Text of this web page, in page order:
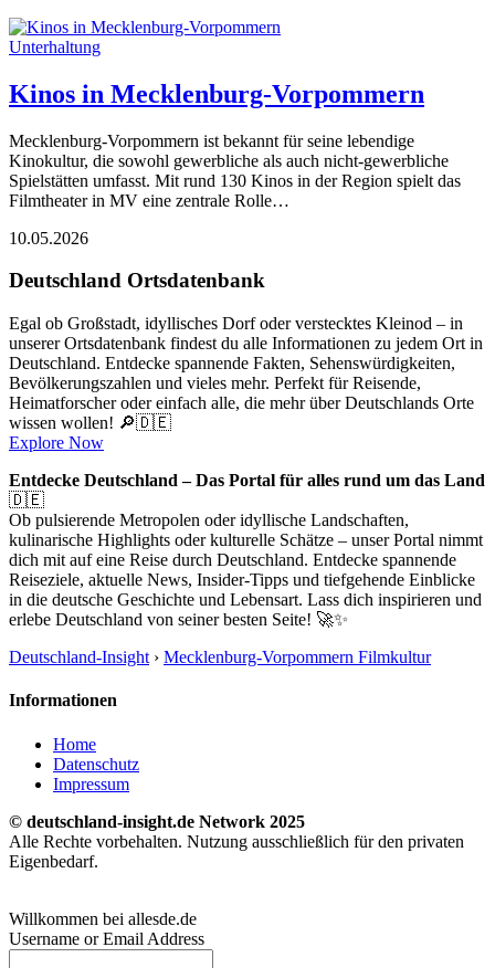
Unterhaltung
Kinos in Mecklenburg-Vorpommern
Mecklenburg-Vorpommern ist bekannt für seine lebendige
Kinokultur, die sowohl gewerbliche als auch nicht-gewerbliche
Spielstätten umfasst. Mit rund 130 Kinos in der Region spielt das
Filmtheater in MV eine zentrale Rolle…
10.05.2026
Deutschland Ortsdatenbank
Egal ob Großstadt, idyllisches Dorf oder verstecktes Kleinod – in
unserer Ortsdatenbank findest du alle Informationen zu jedem Ort in
Deutschland. Entdecke spannende Fakten, Sehenswürdigkeiten,
Bevölkerungszahlen und vieles mehr. Perfekt für Reisende,
Heimatforscher oder einfach alle, die mehr über Deutschlands Orte
wissen wollen! 🔎🇩🇪
Explore Now
Entdecke Deutschland – Das Portal für alles rund um das Land
🇩🇪
Ob pulsierende Metropolen oder idyllische Landschaften,
kulinarische Highlights oder kulturelle Schätze – unser Portal nimmt
dich mit auf eine Reise durch Deutschland. Entdecke spannende
Reiseziele, aktuelle News, Insider-Tipps und tiefgehende Einblicke
in die deutsche Geschichte und Lebensart. Lass dich inspirieren und
erlebe Deutschland von seiner besten Seite! 🚀✨
Deutschland-Insight › Mecklenburg-Vorpommern Filmkultur
Informationen
Home
Datenschutz
Impressum
© deutschland-insight.de Network 2025
Alle Rechte vorbehalten. Nutzung ausschließlich für den privaten
Eigenbedarf.
Willkommen bei allesde.de
Username or Email Address